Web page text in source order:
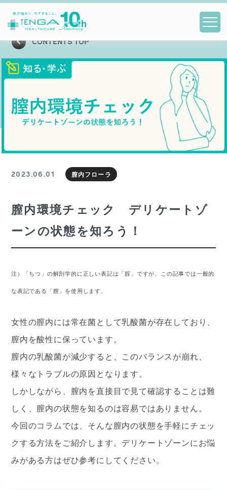
CONTENTS TOP
2023.06.01 膣内フローラ
膣内環境チェック デリケートゾ
ーンの状態を知ろう！
​​注）「ちつ」の解剖学的に正しい表記は「腟」ですが、この記事では一般的
な表記である「膣」を使用します。
女性の膣内には常在菌として乳酸菌が存在しており、
膣内を酸性に保っています。
膣内の乳酸菌が減少すると、このバランスが崩れ、
様々なトラブルの原因となります。
しかしながら、膣内を直接目で見て確認することは難
しく、膣内の状態を知るのは容易ではありません。
今回のコラムでは、そんな膣内の状態を手軽にチェッ
クする方法をご紹介します。デリケートゾーンにお悩
みがある方はぜひ参考にしてください。